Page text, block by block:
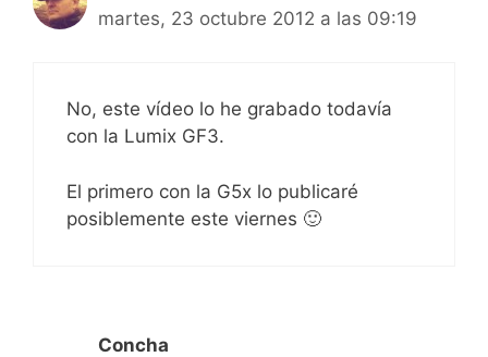
martes, 23 octubre 2012 a las 09:19
No, este vídeo lo he grabado todavía
con la Lumix GF3.
El primero con la G5x lo publicaré
posiblemente este viernes 🙂
Concha